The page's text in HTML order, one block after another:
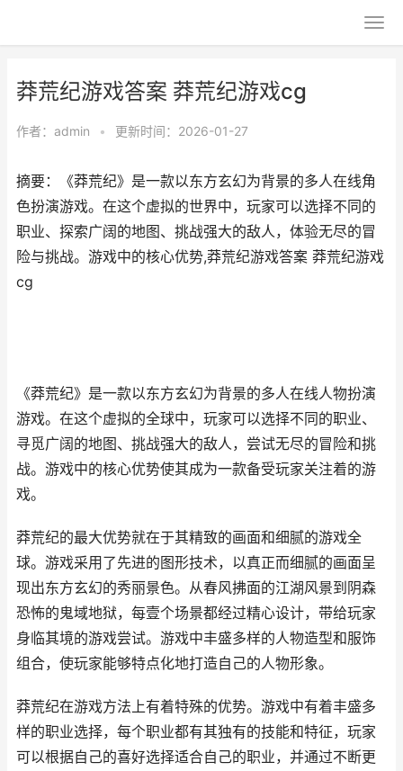
莽荒纪游戏答案 莽荒纪游戏cg
作者： admin • 更新时间：2026-01-27
摘要：《莽荒纪》是一款以东方玄幻为背景的多人在线角
色扮演游戏。在这个虚拟的世界中，玩家可以选择不同的
职业、探索广阔的地图、挑战强大的敌人，体验无尽的冒
险与挑战。游戏中的核心优势,莽荒纪游戏答案 莽荒纪游戏
cg
《莽荒纪》是一款以东方玄幻为背景的多人在线人物扮演
游戏。在这个虚拟的全球中，玩家可以选择不同的职业、
寻觅广阔的地图、挑战强大的敌人，尝试无尽的冒险和挑
战。游戏中的核心优势使其成为一款备受玩家关注着的游
戏。
莽荒纪的最大优势就在于其精致的画面和细腻的游戏全
球。游戏采用了先进的图形技术，以真正而细腻的画面呈
现出东方玄幻的秀丽景色。从春风拂面的江湖风景到阴森
恐怖的鬼域地狱，每壹个场景都经过精心设计，带给玩家
身临其境的游戏尝试。游戏中丰盛多样的人物造型和服饰
组合，使玩家能够特点化地打造自己的人物形象。
莽荒纪在游戏方法上有着特殊的优势。游戏中有着丰盛多
样的职业选择，每个职业都有其独有的技能和特征，玩家
可以根据自己的喜好选择适合自己的职业，并通过不断更